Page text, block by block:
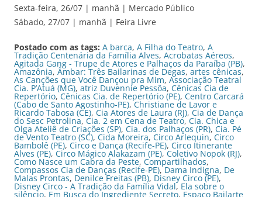
Sexta-feira, 26/07 | manhã | Mercado Público
Sábado, 27/07 | manhã | Feira Livre
Postado com as tags: A barca, A Filha do Teatro, A
Tradição Centenária da Família Alves, Acrobatas Aéreos,
Agitada Gang - Trupe de Atores e Palhaços da Paraíba (PB),
Amazônia, Âmbar: Três Bailarinas de Degas, artes cênicas,
As Canções que Você Dançou pra Mim, Associação Teatral
Cia. P’Atuá (MG), atriz Duvennie Pessôa, Cênicas Cia de
Repertório,Cênicas Cia. de Repertório (PE), Centro Carcará
(Cabo de Santo Agostinho-PE),Christiane de Lavor e
Ricardo Tabosa (CE), Cia Atores de Laura (RJ), Cia de Dança
do Sesc Petrolina, Cia. 2 em Cena de Teatro, Cia. Chica e
Olga Ateliê de Criações (SP), Cia. dos Palhaços (PR), Cia. Pé
de Vento Teatro (SC), Cida Moreira, Circo Arlequin, Circo
Bambolê (PE), Circo e Dança (Recife-PE), Circo Itinerante
Alves (PE), Circo Mágico Alakazam (PE),Coletivo Nopok (RJ),
Como Nasce um Cabra da Peste, Compartilhados,
Compassos Cia de Danças (Recife-PE),Dama Indigna, De
Malas Prontas, Denilce Freitas (PB), Disney Circo (PE),
Disney Circo - A Tradição da Família Vidal, Ela sobre o
silêncio, Em Busca do Ingrediente Secreto, Espaço Bailarte